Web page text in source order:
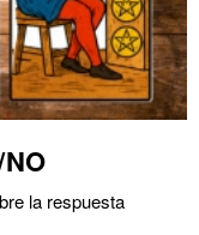
la respuesta